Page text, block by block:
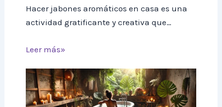
Hacer jabones aromáticos en casa es una
actividad gratificante y creativa que…
Leer más»